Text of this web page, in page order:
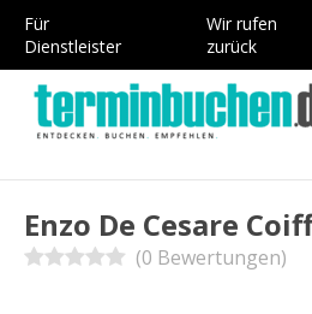
Für
Dienstleister
Wir rufen
zurück
Enzo De Cesare
(0 Bewertungen)